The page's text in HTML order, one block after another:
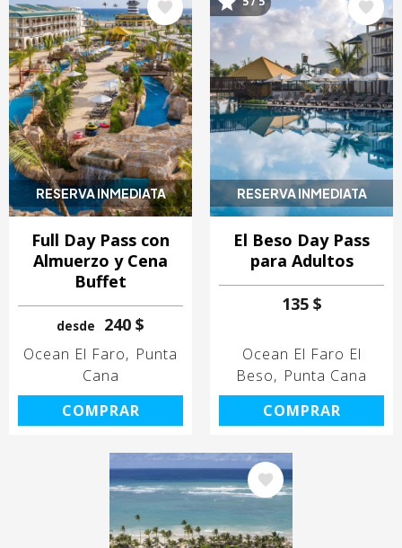
RESERVA INMEDIATA
Image
Full Day Pass con
Almuerzo y Cena
Buffet
desde 240 $
Ocean El Faro
Punta
Cana
COMPRAR
RESERVA INMEDIATA
Image
El Beso Day Pass
para Adultos
135 $
Ocean El Faro El
Beso
Punta Cana
COMPRAR
Image